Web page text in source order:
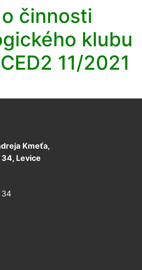
činnosti
klubu
11/2021
Kmeťa,
34, Levice
34